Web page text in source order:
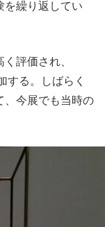
を繰り返してい
評価され、
する。しばらく
、今展でも当時の